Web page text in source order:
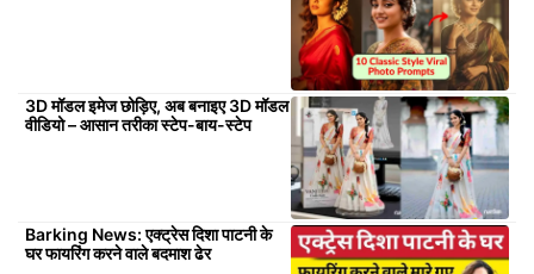
3D मॉडल इमेज छोड़िए, अब बनाइए 3D मॉडल
वीडियो – आसान तरीका स्टेप-बाय-स्टेप
Barking News: एक्ट्रेस दिशा पाटनी के
घर फायरिंग करने वाले बदमाश ढेर